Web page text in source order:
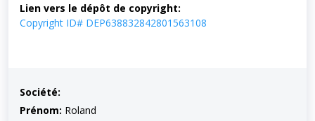
Lien vers le dépôt de copyright:
Copyright ID# DEP638832842801563108
Société:
Prénom: Roland